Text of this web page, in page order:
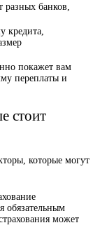
банков,
кредита,
покажет вам
переплаты и
стоит
которые могут
обязательным
может